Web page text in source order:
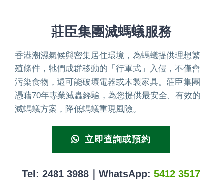
莊臣集團滅螞蟻服務
香港潮濕氣候與密集居住環境，為螞蟻提供理想繁
殖條件，牠們成群移動的「行軍式」入侵，不僅會
污染食物，還可能破壞電器或木製家具。莊臣集團
憑藉70年專業滅蟲經驗，為您提供最安全、有效的
滅螞蟻方案，降低螞蟻重現風險。
立即查詢或預約
Tel: 2481 3988｜WhatsApp: 5412 3517